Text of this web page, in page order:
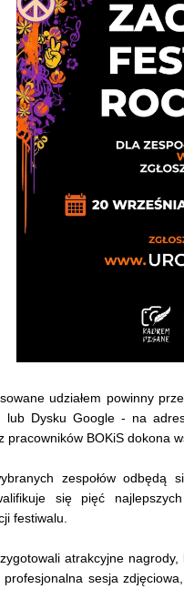
udziałem powinny
Dysku Google - na
pracowników BOKiS dokona
zespołów
się pięć
festiwalu.
atrakcyjne
profesjonalna sesja